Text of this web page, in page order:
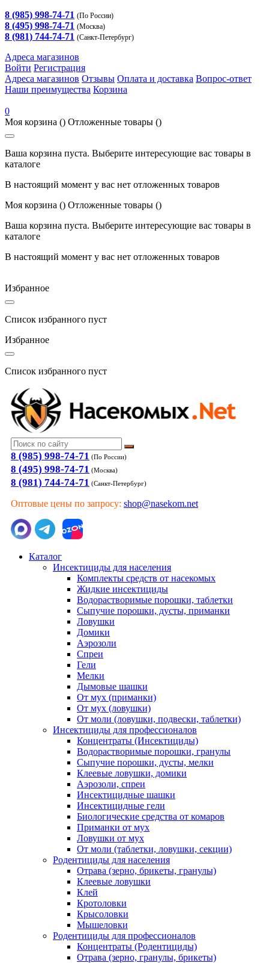
8 (985) 998-74-71 (По России)
8 (495) 998-74-71 (Москва)
8 (981) 744-74-71 (Санкт-Петербург)
Адреса магазинов
Войти Регистрация
Адреса магазинов Отзывы Оплата и доставка Вопрос-ответ
Наши преимущества Корзина
0
Моя корзина () Отложенные товары ()
Ваша корзина пуста. Выберите интересующие вас товары в
каталоге
В настоящий момент у вас нет отложенных товаров
Моя корзина () Отложенные товары ()
Ваша корзина пуста. Выберите интересующие вас товары в
каталоге
В настоящий момент у вас нет отложенных товаров
Избранное
Список избранного пуст
Избранное
Список избранного пуст
8 (985) 998-74-71 (По России)
8 (495) 998-74-71 (Москва)
8 (981) 744-74-71 (Санкт-Петербург)
Оптовые цены по запросу: shop@nasekom.net
Каталог
Инсектициды для населения
Комплекты средств от насекомых
Жидкие инсектициды
Водорастворимые порошки, таблетки
Сыпучие порошки, дусты, приманки
Ловушки
Домики
Аэрозоли
Спреи
Гели
Мелки
Дымовые шашки
От мух (приманки)
От мух (ловушки)
От моли (ловушки, подвески, таблетки)
Инсектициды для профессионалов
Концентраты (Инсектициды)
Водорастворимые порошки, гранулы
Сыпучие порошки, дусты, мелки
Клеевые ловушки, домики
Аэрозоли, спреи
Инсектицидные шашки
Инсектицидные гели
Биологические средства от комаров
Приманки от мух
Ловушки от мух
От моли (таблетки, ловушки, секции)
Родентициды для населения
Отрава (зерно, брикеты, гранулы)
Клеевые ловушки
Клей
Кротоловки
Крысоловки
Мышеловки
Родентициды для профессионалов
Концентраты (Родентициды)
Отрава (зерно, гранулы, брикеты)